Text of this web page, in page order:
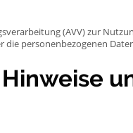
(AVV) zur
die personenbezogenen